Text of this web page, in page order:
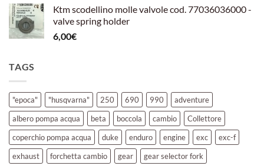
Ktm scodellino molle valvole cod. 77036036000 -
valve spring holder
6,00€
TAGS
"epoca" "husqvarna" 250 690 990
adventure
albero pompa acqua
beta boccola cambio
Collettore
coperchio pompa acqua
duke enduro engine exc
exc-f
exhaust
forchetta cambio gear
gear selector fork